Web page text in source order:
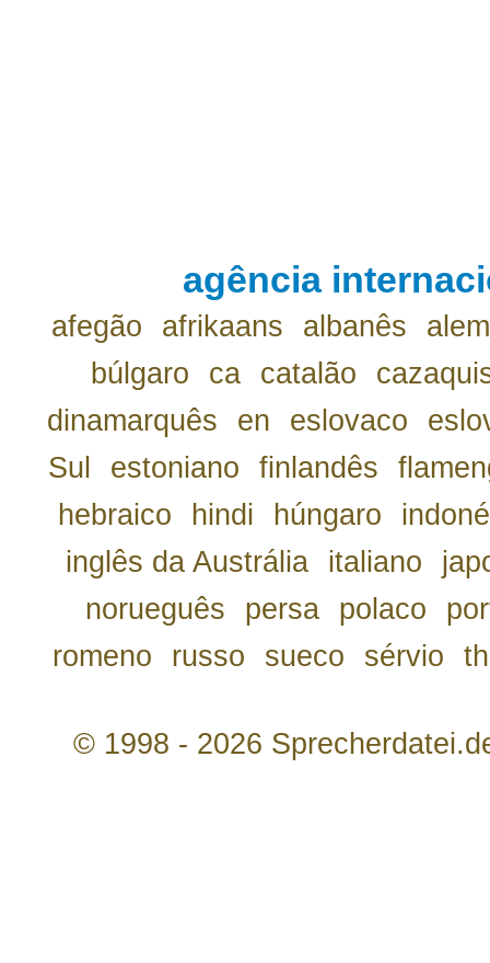
agência
afegão afrikaans albanês
búlgaro
ca catalão
dinamarquês
en eslovaco
Sul
estoniano finlandês
hebraico
hindi húngaro
inglês da Austrália
italiano
norueguês
persa polaco
romeno
russo sueco sérvio th
© 1998 - 2026